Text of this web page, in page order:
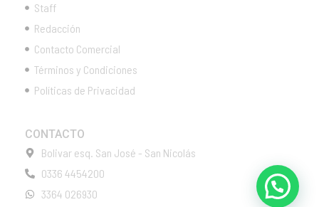
Staff
Redacción
Contacto Comercial
Términos y Condiciones
Políticas de Privacidad
CONTACTO
Bolivar esq. San José - San Nicolás
0336 4454200
3364 026930